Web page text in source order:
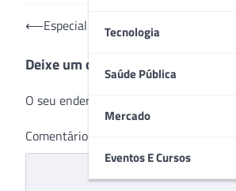
Tecnologia
Saúde Pública
Mercado
Eventos E Cursos
Navegação
Post
⟵Especial NOVEMBRO AZUL 2022
Deixe um comentário
O seu endereço de e-mail não será
Comentário